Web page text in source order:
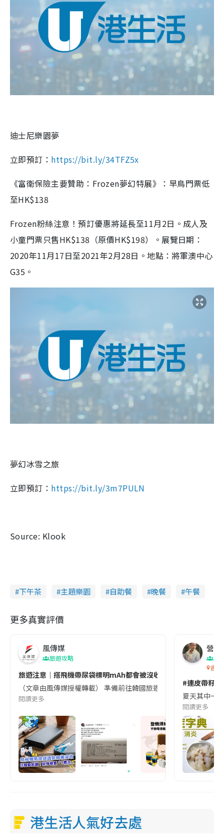
迪士尼樂園夢
立即預訂： https://bit.ly/34TFZ5x
《富衛保險主要贊助：Frozen夢幻特展》：早鳥門票低
至HK$138
Frozen粉絲注意！預訂優惠將延長至11月2日。成人及
小童門票只售HK$138（原價HK$198）。展覽日期：
2020年11月17日至2021年2月28日。地點：將軍澳中心
G35。
夢幻冰雪之旅
立即預訂： https://bit.ly/3m7PULN
Source: Klook
下午茶 主題樂園 自助餐 晚餐 午餐
更多真實評價
風傳媒
旅遊攻略
旅遊注意｜搭飛機帶尿袋標明mAh都會被沒收😱出發前切記檢查
（文章由風傳媒授權轉載） 準備前往韓國旅遊的民眾，近期要
閱讀更多
營養
香港
#連皮帶籽
夏天其中一
閱讀更多
港生活人氣好去處